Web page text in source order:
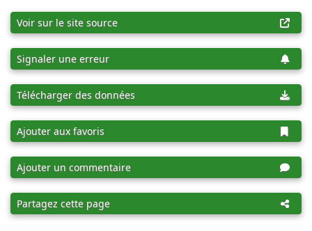
Voir sur le site source
Signaler une erreur
Télécharger des données
Ajouter aux favoris
Ajouter un commentaire
Partagez cette page